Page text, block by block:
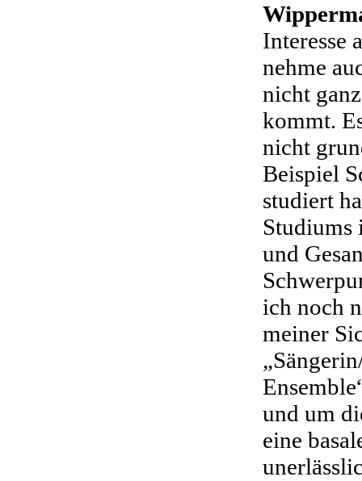
Interesse
nehme
nicht
kommt.
nicht
Beispiel
studiert
Studiums
und
ich noch
meiner
und um
eine